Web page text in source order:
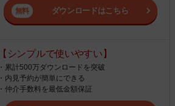
ダウンロードはこちら
【シンプルで使いやすい】
・累計500万ダウンロードを突破
・内見予約が簡単にできる
・仲介手数料を最低金額保証